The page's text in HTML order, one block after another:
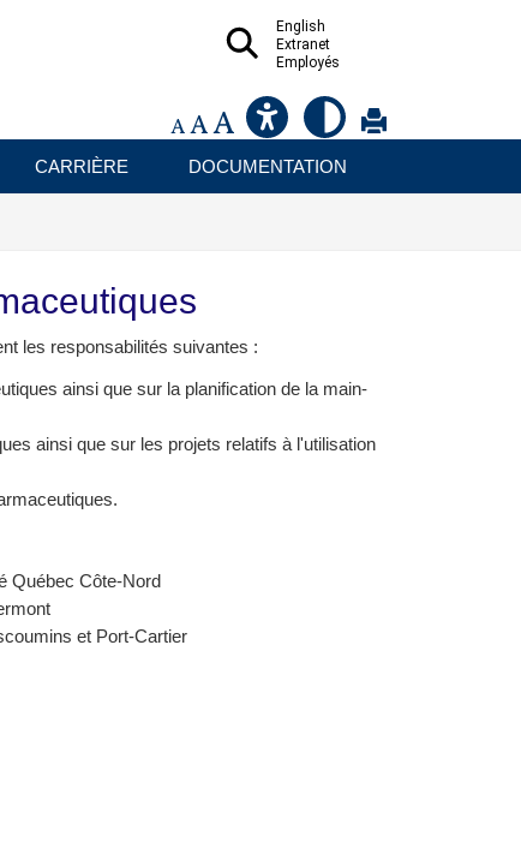
English
Extranet
Employés
CARRIÈRE DOCUMENTATION
les responsabilités suivantes :
ainsi que sur la planification de la main-
ainsi que sur les projets relatifs à l'utilisation
Québec Côte-Nord
et Port-Cartier